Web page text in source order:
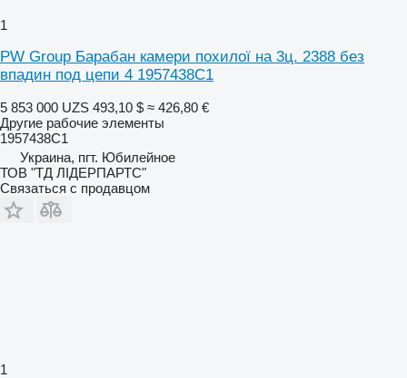
1
PW Group Барабан камери похилої на 3ц. 2388 без
впадин под цепи 4 1957438C1
5 853 000 UZS 493,10 $ ≈ 426,80 €
Другие рабочие элементы
1957438C1
Украина, пгт. Юбилейное
ТОВ "ТД ЛІДЕРПАРТС"
Связаться с продавцом
1